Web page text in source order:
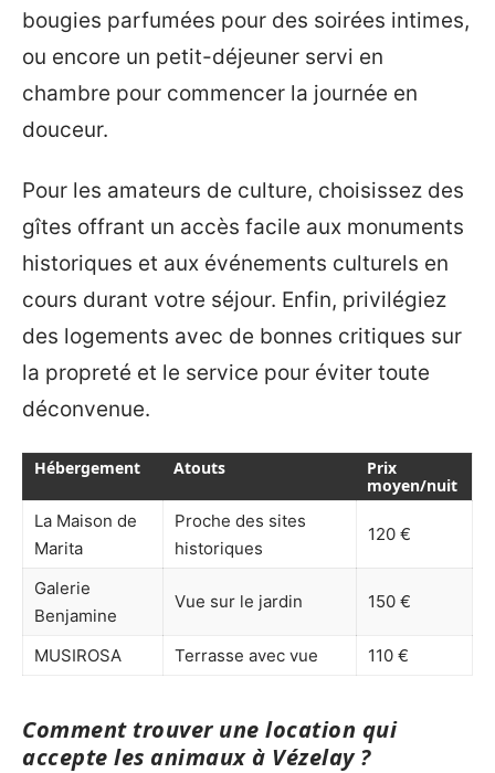
bougies parfumées pour des soirées intimes,
ou encore un petit-déjeuner servi en
chambre pour commencer la journée en
douceur.
Pour les amateurs de culture, choisissez des
gîtes offrant un accès facile aux monuments
historiques et aux événements culturels en
cours durant votre séjour. Enfin, privilégiez
des logements avec de bonnes critiques sur
la propreté et le service pour éviter toute
déconvenue.
Hébergement Atouts
Prix
moyen/nuit
La Maison de
Marita
Proche des sites
historiques
120 €
Galerie
Benjamine
Vue sur le jardin 150 €
MUSIROSA Terrasse avec vue 110 €
Comment trouver une location qui
accepte les animaux à Vézelay ?